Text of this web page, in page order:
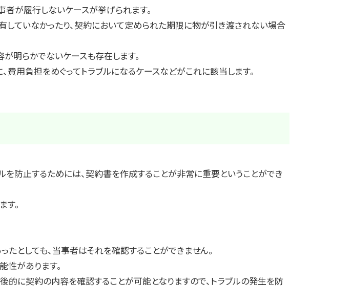
が履行しないケースが挙げられます。
ていなかったり、契約において定められた期限に物が引き渡されない場合
明らかでないケースも存在します。
用負担をめぐってトラブルになるケースなどがこれに該当します。
を防止するためには、契約書を作成することが非常に重要ということができ
。
としても、当事者はそれを確認することができません。
性があります。
的に契約の内容を確認することが可能となりますので、トラブルの発生を防